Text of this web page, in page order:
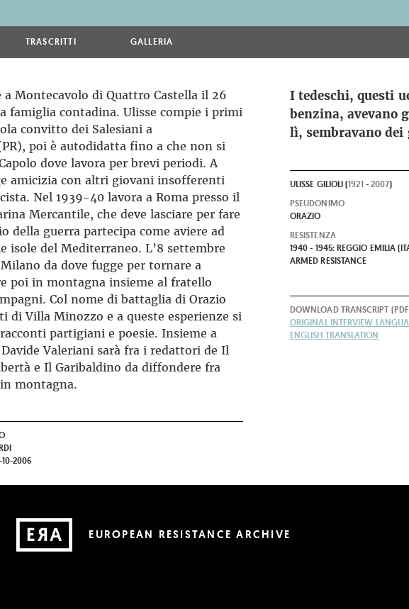
TRASCRITTI GALLERIA
a Montecavolo di Quattro Castella il 26
famiglia contadina. Ulisse compie i primi
convitto dei Salesiani a
poi è autodidatta fino a che non si
dove lavora per brevi periodi. A
amicizia con altri giovani insofferenti
Nel 1939-40 lavora a Roma presso il
Mercantile, che deve lasciare per fare
della guerra partecipa come aviere ad
isole del Mediterraneo. L’8 settembre
da dove fugge per tornare a
poi in montagna insieme al fratello
Col nome di battaglia di Orazio
di Villa Minozzo e a queste esperienze si
partigiani e poesie. Insieme a
Valeriani sarà fra i redattori de Il
e Il Garibaldino da diffondere fra
montagna.
10-2006
I tedeschi, questi
benzina, avevano
lì, sembravano
ULISSE GILIOLI (1921-2007)
PSEUDONIMO
ORAZIO
RESISTENZA
1940 - 1945: REGGIO EMILIA
ARMED RESISTANCE
DOWNLOAD TRANSCRIPT
ORIGINAL INTERVIEW
ENGLISH TRANSLATION
EUROPEAN RESISTANCE ARCHIVE